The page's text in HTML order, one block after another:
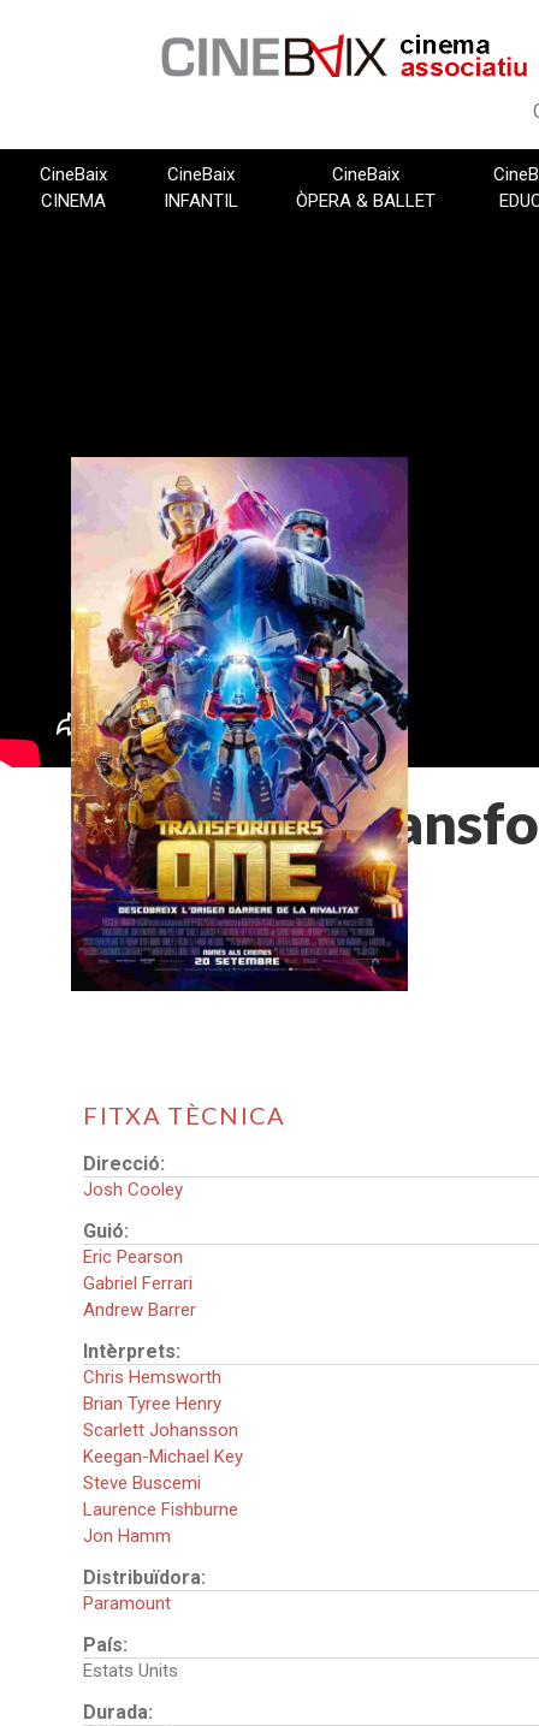
CineBaix
CINEMA
CineBaix
INFANTIL
CineBaix
ÒPERA & BALLET
DOC
FITXA TÈCNICA
Direcció:
Josh Cooley
Guió:
Eric Pearson
Gabriel Ferrari
Andrew Barrer
Intèrprets:
Chris Hemsworth
Brian Tyree Henry
Scarlett Johansson
Keegan-Michael Key
Steve Buscemi
Laurence Fishburne
Jon Hamm
Distribuïdora:
Paramount
País:
Estats Units
Durada: